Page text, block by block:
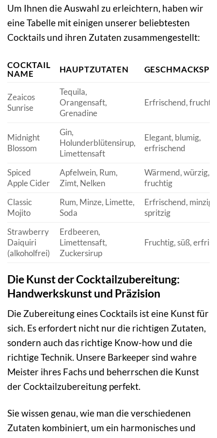
Um Ihnen die Auswahl zu erleichtern, haben wir
eine Tabelle mit einigen unserer beliebtesten
Cocktails und ihren Zutaten zusammengestellt:
COCKTAIL
NAME
HAUPTZUTATEN
Zeaicos
Sunrise
Tequila,
Orangensaft,
Grenadine
Erfrischend,
Midnight
Blossom
Gin,
Holunderblütensirup,
Limettensaft
Elegant, blumig,
erfrischend
Spiced
Apple Cider
Apfelwein, Rum,
Zimt, Nelken
Wärmend, würzig,
fruchtig
Classic
Mojito
Rum, Minze, Limette,
Soda
Erfrischend, minzig,
spritzig
Strawberry
Daiquiri
(alkoholfrei)
Erdbeeren,
Limettensaft,
Zuckersirup
Fruchtig, süß,
Die Kunst der Cocktailzubereitung:
Handwerkskunst und Präzision
Die Zubereitung eines Cocktails ist eine Kunst für
sich. Es erfordert nicht nur die richtigen Zutaten,
sondern auch das richtige Know-how und die
richtige Technik. Unsere Barkeeper sind wahre
Meister ihres Fachs und beherrschen die Kunst
der Cocktailzubereitung perfekt.
Sie wissen genau, wie man die verschiedenen
Zutaten kombiniert, um ein harmonisches und